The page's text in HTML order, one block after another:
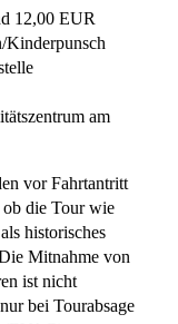
12,00 EUR
Kinderpunsch
am
vor Fahrtantritt
die Tour wie
historisches
Mitnahme von
ist nicht
bei Tourabsage